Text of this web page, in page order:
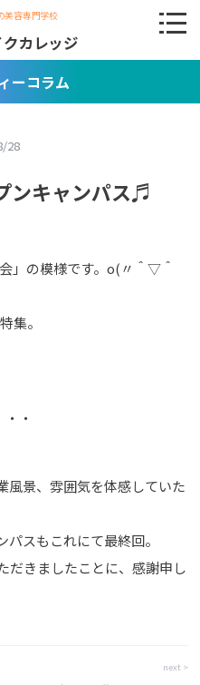
美容専門学校
カレッジ
ーコラム
28
ンキャンパス♬
」の模様です。o(〃＾▽＾
集。
・
風景、雰囲気を体感していた
スもこれにて最終回。
だきましたことに、感謝申し
next >